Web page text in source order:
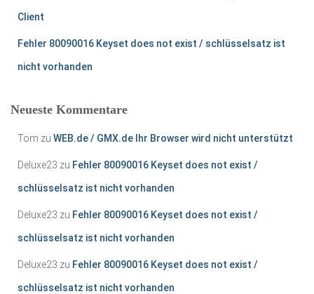
Client
Fehler 80090016 Keyset does not exist / schlüsselsatz ist
nicht vorhanden
Neueste Kommentare
Tom zu WEB.de / GMX.de Ihr Browser wird nicht unterstützt
Deluxe23 zu Fehler 80090016 Keyset does not exist /
schlüsselsatz ist nicht vorhanden
Deluxe23 zu Fehler 80090016 Keyset does not exist /
schlüsselsatz ist nicht vorhanden
Deluxe23 zu Fehler 80090016 Keyset does not exist /
schlüsselsatz ist nicht vorhanden